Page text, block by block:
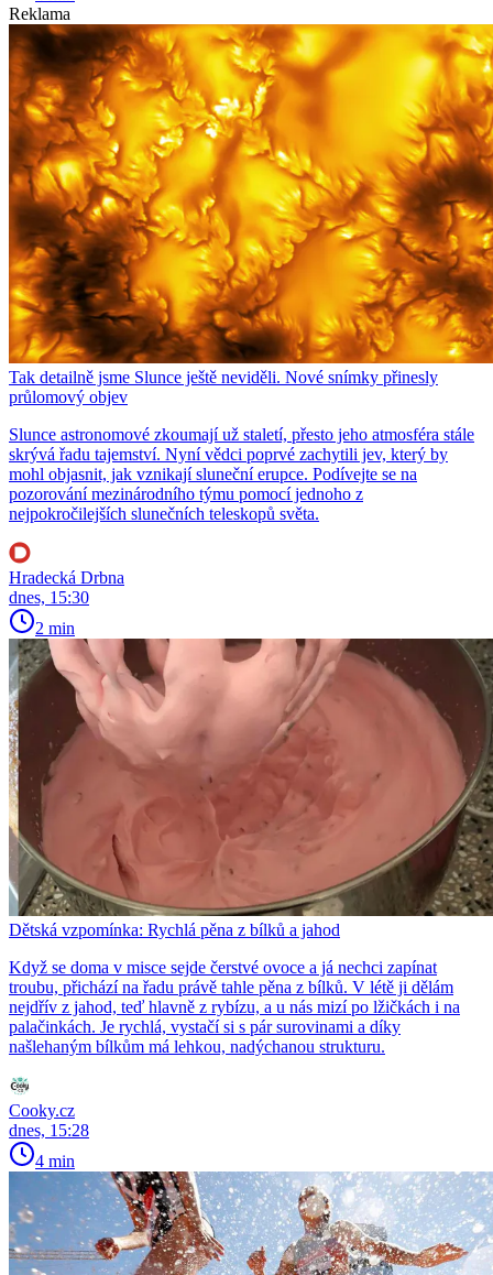
Reklama
Tak detailně jsme Slunce ještě neviděli. Nové snímky přinesly
průlomový objev
Slunce astronomové zkoumají už staletí, přesto jeho atmosféra stále
skrývá řadu tajemství. Nyní vědci poprvé zachytili jev, který by
mohl objasnit, jak vznikají sluneční erupce. Podívejte se na
pozorování mezinárodního týmu pomocí jednoho z
nejpokročilejších slunečních teleskopů světa.
Hradecká Drbna
dnes, 15:30
2 min
Dětská vzpomínka: Rychlá pěna z bílků a jahod
Když se doma v misce sejde čerstvé ovoce a já nechci zapínat
troubu, přichází na řadu právě tahle pěna z bílků. V létě ji dělám
nejdřív z jahod, teď hlavně z rybízu, a u nás mizí po lžičkách i na
palačinkách. Je rychlá, vystačí si s pár surovinami a díky
našlehaným bílkům má lehkou, nadýchanou strukturu.
Cooky.cz
dnes, 15:28
4 min